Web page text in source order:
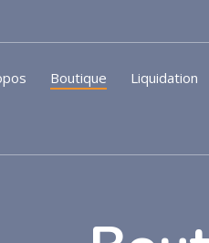
Boutique Liquidation